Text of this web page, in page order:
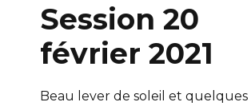
Session 20
février 2021
Beau lever de soleil et quelques